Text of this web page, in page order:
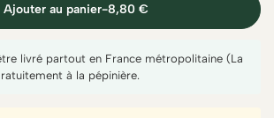
Ajouter au panier-8,80 €
livré partout en France métropolitaine (La
à la pépinière.